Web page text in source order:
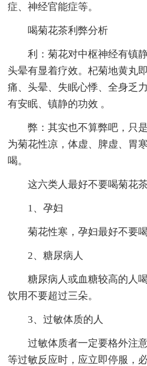
症、神经官能症等。
喝菊花茶利弊分析
利：菊花对中枢神经有镇
头晕有显着疗效。杞菊地黄丸
痛、头晕、失眠心悸、全身乏
有安眠、镇静的功效 。
弊：其实也不算弊吧，只
为菊花性凉，体虚、脾虚、胃
喝。
这六类人最好不要喝菊花茶
1、孕妇
菊花性寒，孕妇最好不要喝
2、糖尿病人
糖尿病人或血糖较高的人
饮用不要超过三朵。
3、过敏体质的人
过敏体质者一定要格外注
等过敏反应时，应立即停服，